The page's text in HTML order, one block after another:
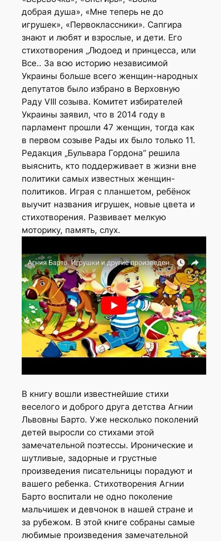
добрая душа», «Мне теперь не до
игрушек», «Первоклассники». Сапгира
знают и любят и взрослые, и дети. Его
стихотворения „Людоед и принцесса, или
Все.. За всю историю независимой
Украины больше всего женщин-народных
депутатов было избрано в Верховную
Раду VIII созыва. Комитет избирателей
Украины заявил, что в 2014 году в
парламент прошли 47 женщин, тогда как
в первом созыве Рады их было только 11.
Редакция „Бульвара Гордона” решила
выяснить, кто поддерживает в жизни вне
политики самых известных женщин-
политиков. Играя с планшетом, ребёнок
выучит названия игрушек, новые цвета и
стихотворения. Развивает мелкую
моторику, память, слух.
В книгу вошли известнейшие стихи
веселого и доброго друга детства Агнии
Львовны Барто. Уже несколько поколений
детей выросли со стихами этой
замечательной поэтессы. Иронические и
шутливые, задорные и грустные
произведения писательницы порадуют и
вашего ребенка. Стихотворения Агнии
Барто воспитали не одно поколение
мальчишек и девчонок в нашей стране и
за рубежом. В этой книге собраны самые
любимые произведения замечательной